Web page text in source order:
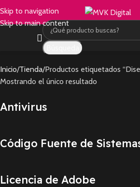
Skip to navigation
Skip to main content
Inicio Tienda Productos etiquetados
Mostrando el único resultado
Antivirus
Código Fuente de
Licencia de Adobe